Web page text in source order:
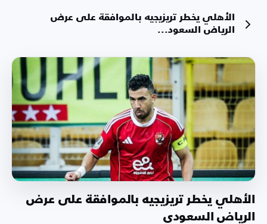
الأهلي يخطر تريزيجيه بالموافقة على عرض
الرياض السعود...
الأهلي يخطر تريزيجيه بالموافقة على عرض
الرياض السعودي